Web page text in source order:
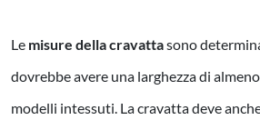
Le misure della cravattasono
dovrebbe avere una larghezza di
modelli intessuti. La cravatta deve